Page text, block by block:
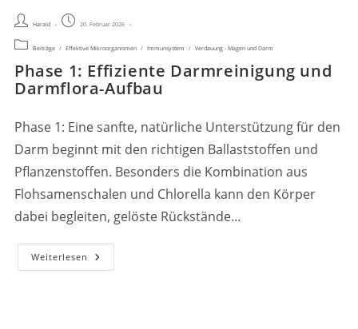
Phase 1: Effiziente Darmreinigung und
Darmflora-Aufbau
Beitrags-
Autor:
Harald
Beitrag20. Februar 2026
Beitrags-
Kategorie:
Beiträge / Effektive Mikroorganismen / Immunsystem / Verdauung - Magen und Darm
Phase 1: Eine sanfte, natürliche Unterstützung für den
Darm beginnt mit den richtigen Ballaststoffen und
Pflanzenstoffen. Besonders die Kombination aus
Flohsamenschalen und Chlorella kann den Körper
dabei begleiten, gelöste Rückstände…
Weiterlesen Phase
1: